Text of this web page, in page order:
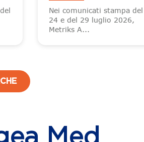
Nei comunicati stampa del
24 e del 29 luglio 2026,
Metriks A...